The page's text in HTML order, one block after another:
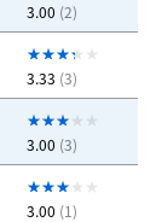
3.00 (2)
3.33 (3)
3.00 (3)
3.00 (1)